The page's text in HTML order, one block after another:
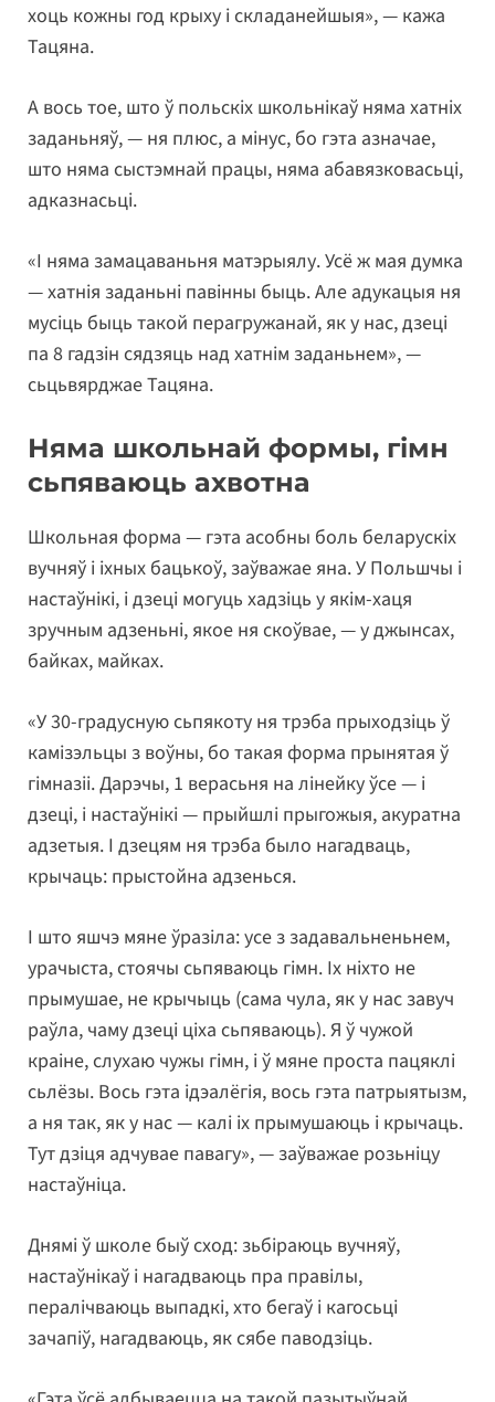
хоць кожны год крыху і складанейшыя», — кажа
Тацяна.
А вось тое, што ў польскіх школьнікаў няма хатніх
заданьняў, — ня плюс, а мінус, бо гэта азначае,
што няма сыстэмнай працы, няма абавязковасьці,
адказнасьці.
«І няма замацаваньня матэрыялу. Усё ж мая думка
— хатнія заданьні павінны быць. Але адукацыя ня
мусіць быць такой перагружанай, як у нас, дзеці
па 8 гадзін сядзяць над хатнім заданьнем», —
сьцьвярджае Тацяна.
Няма школьнай формы, гімн
сьпяваюць ахвотна
Школьная форма — гэта асобны боль беларускіх
вучняў і іхных бацькоў, заўважае яна. У Польшчы і
настаўнікі, і дзеці могуць хадзіць у якім-хаця
зручным адзеньні, якое ня скоўвае, — у джынсах,
байках, майках.
«У 30-градусную сьпякоту ня трэба прыходзіць ў
камізэльцы з воўны, бо такая форма прынятая ў
гімназіі. Дарэчы, 1 верасьня на лінейку ўсе — і
дзеці, і настаўнікі — прыйшлі прыгожыя, акуратна
адзетыя. І дзецям ня трэба было нагадваць,
крычаць: прыстойна адзенься.
І што яшчэ мяне ўразіла: усе з задавальненьнем,
урачыста, стоячы сьпяваюць гімн. Іх ніхто не
прымушае, не крычыць (сама чула, як у нас завуч
раўла, чаму дзеці ціха сьпяваюць). Я ў чужой
краіне, слухаю чужы гімн, і ў мяне проста пацяклі
сьлёзы. Вось гэта ідэалёгія, вось гэта патрыятызм,
а ня так, як у нас — калі іх прымушаюць і крычаць.
Тут дзіця адчувае павагу», — заўважае розьніцу
настаўніца.
Днямі ў школе быў сход: зьбіраюць вучняў,
настаўнікаў і нагадваюць пра правілы,
пералічваюць выпадкі, хто бегаў і кагосьці
зачапіў, нагадваюць, як сябе паводзіць.